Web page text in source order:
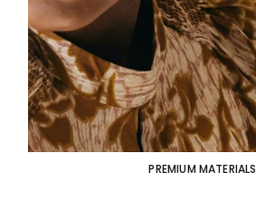
PREMIUM MATERIALS